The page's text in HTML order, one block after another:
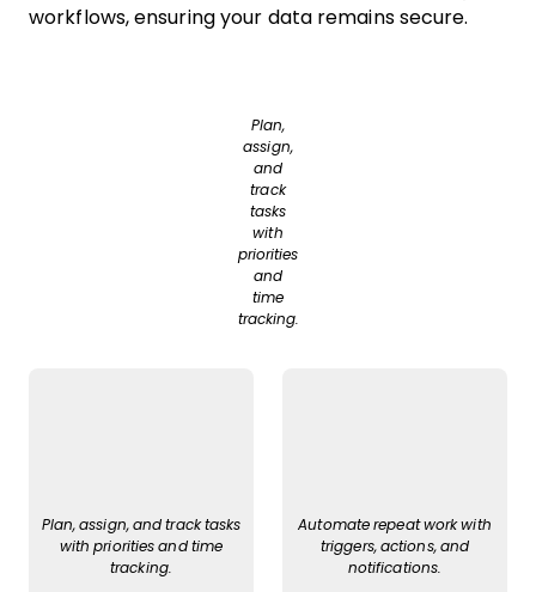
workflows, ensuring your data remains secure.
Plan,
assign,
and
track
tasks
with
priorities
and
time
tracking.
Plan, assign, and track tasks
with priorities and time
tracking.
Automate repeat work with
triggers, actions, and
notifications.